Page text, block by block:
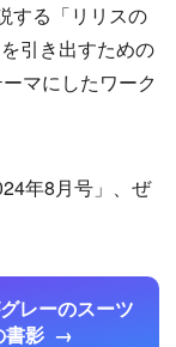
する「リリスの
引き出すための
マにしたワーク
年8月号」、ぜ
レーのスーツ
書影